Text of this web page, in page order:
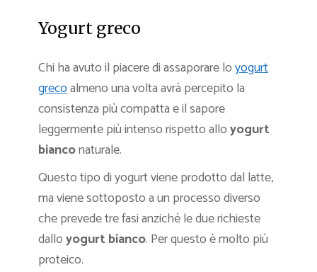
Yogurt greco
Chi ha avuto il piacere di assaporare loyogurt
grecoalmeno una volta avrà percepito la
consistenza più compatta e il sapore
leggermente più intenso rispetto alloyogurt
bianconaturale.
Questo tipo di yogurt viene prodotto dal latte,
ma viene sottoposto a un processo diverso
che prevede tre fasi anziché le due richieste
dalloyogurt bianco. Per questo è molto più
proteico.